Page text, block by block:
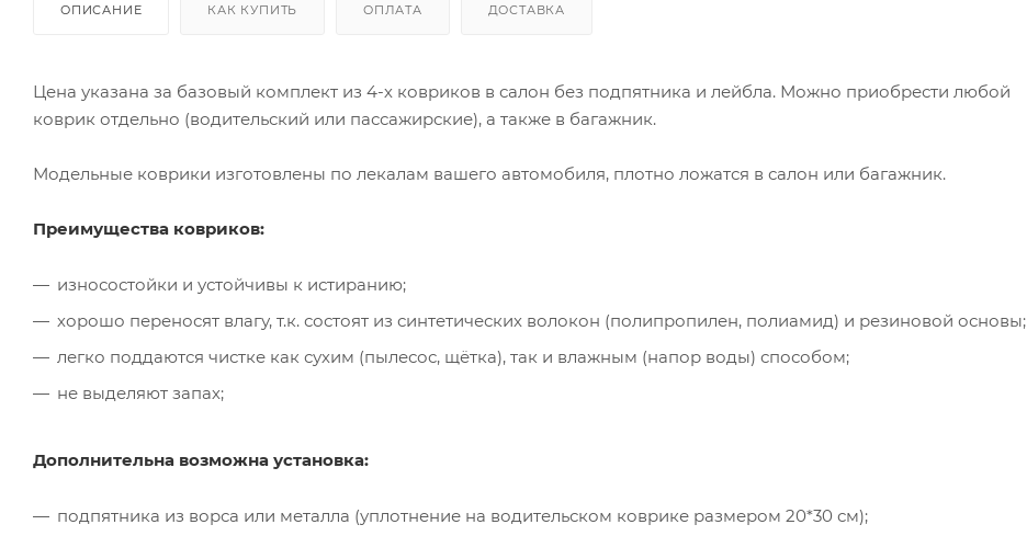
ОПИСАНИЕ КАК КУПИТЬ ОПЛАТА ДОСТАВКА
Цена указана за базовый комплект из 4-х ковриков в салон без подпятника и лейбла. Можно приобрести любой
коврик отдельно (водительский или пассажирские), а также в багажник.
Модельные коврики изготовлены по лекалам вашего автомобиля, плотно ложатся в салон или багажник.
Преимущества ковриков:
износостойки и устойчивы к истиранию;
хорошо переносят влагу, т.к. состоят из синтетических волокон (полипропилен, полиамид) и резиновой основы;
легко поддаются чистке как сухим (пылесос, щётка), так и влажным (напор воды) способом;
не выделяют запах;
Дополнительна возможна установка:
подпятника из ворса или металла (уплотнение на водительском коврике размером 20*30 см);